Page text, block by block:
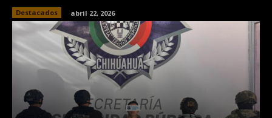
Destacados abril 22, 2026